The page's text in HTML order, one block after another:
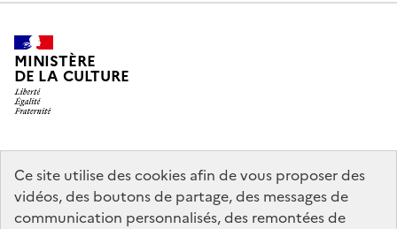
Ce site utilise des cookies afin de vous proposer des
vidéos, des boutons de partage, des messages de
communication personnalisés, des remontées de
MINISTÈRE
DE LA CULTURE
legifrance.gouv.fr
info.gouv.fr
service-public.gouv.fr
data.gouv.fr